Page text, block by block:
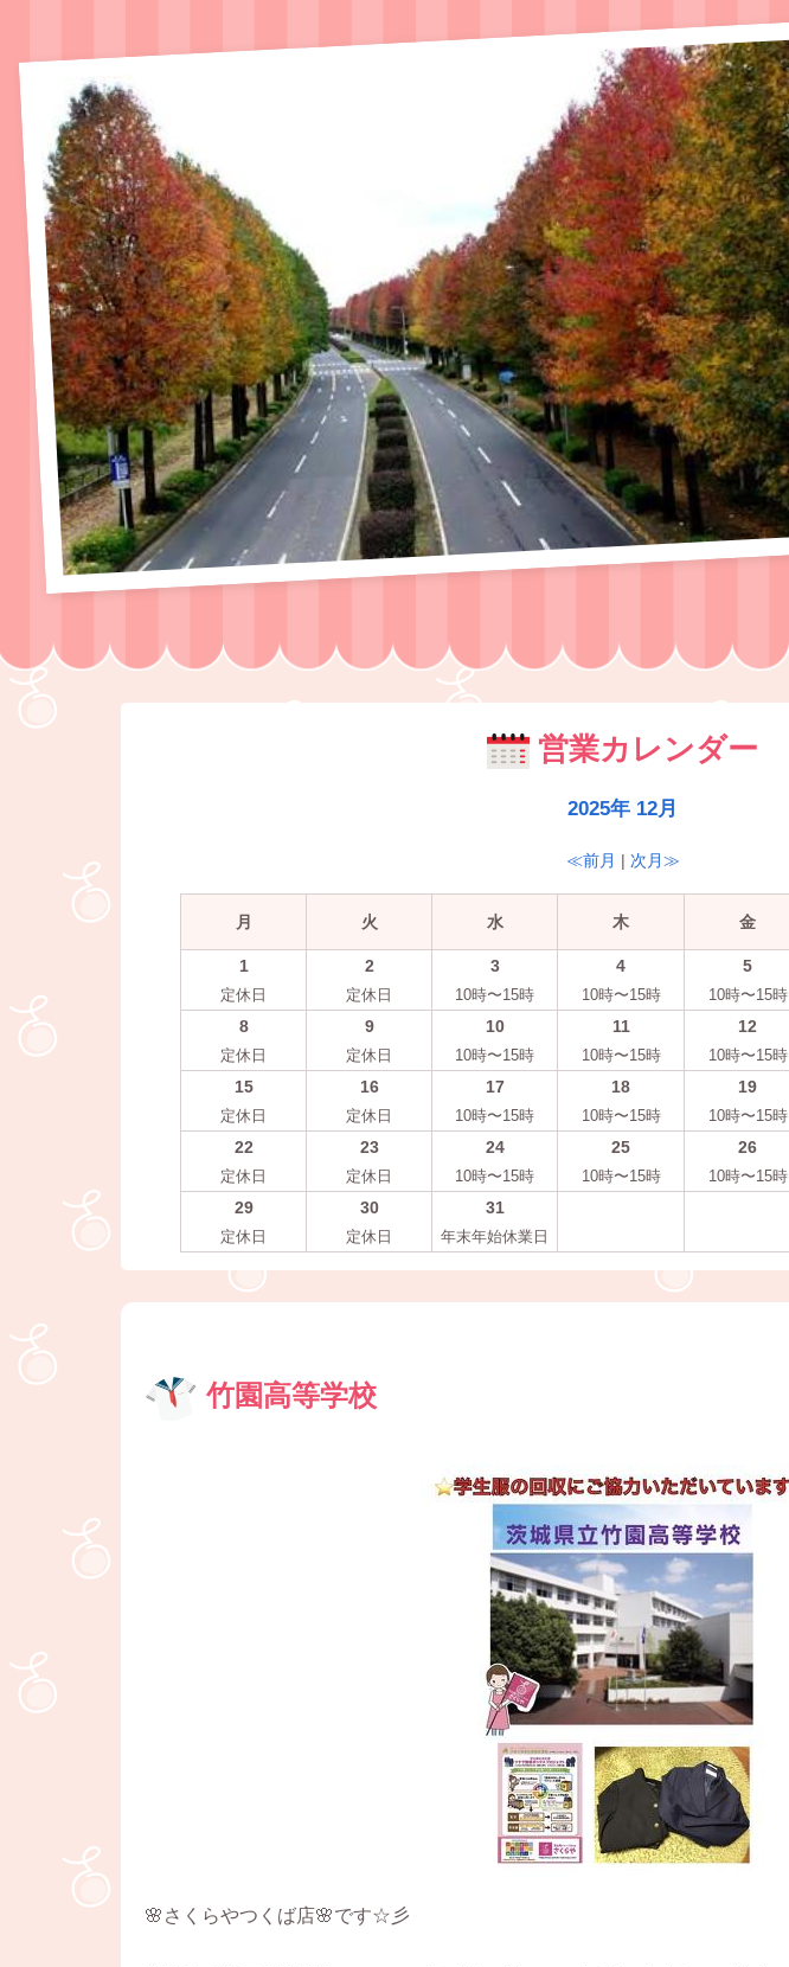
営業カレンダー
2025年 12月
≪前月 | 次月≫
月 火 水 木 金
1
定休日
2
定休日
3
10時〜15時
4
10時〜15時
5
10時〜15時
8
定休日
9
定休日
10
10時〜15時
11
10時〜15時
12
10時〜15時
15
定休日
16
定休日
17
10時〜15時
18
10時〜15時
19
10時〜15時
22
定休日
23
定休日
24
10時〜15時
25
10時〜15時
26
10時〜15時
29
定休日
30
定休日
31
年末年始休業日
竹園高等学校
🌸さくらやつくば店🌸です☆彡